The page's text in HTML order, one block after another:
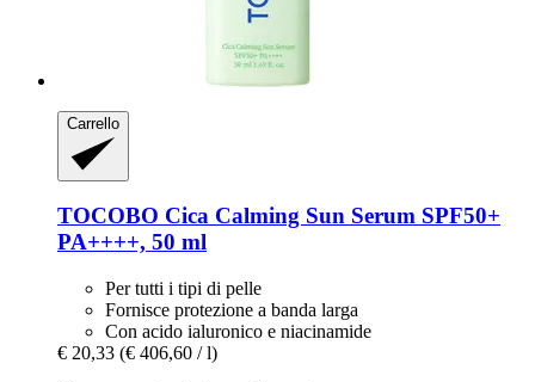
Carrello
TOCOBO Cica Calming Sun Serum SPF50+
PA++++, 50 ml
Per tutti i tipi di pelle
Fornisce protezione a banda larga
Con acido ialuronico e niacinamide
€ 20,33 (€ 406,60 / l)